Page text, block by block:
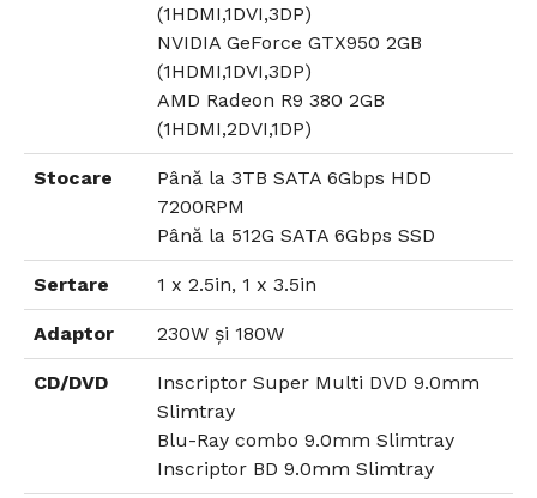
(1HDMI,1DVI,3DP)
NVIDIA GeForce GTX950 2GB
(1HDMI,1DVI,3DP)
AMD Radeon R9 380 2GB
(1HDMI,2DVI,1DP)
Stocare
Până la 3TB SATA 6Gbps HDD
7200RPM
Până la 512G SATA 6Gbps SSD
Sertare 1 x 2.5in, 1 x 3.5in
Adaptor 230W și 180W
CD/DVD
Inscriptor Super Multi DVD 9.0mm
Slimtray
Blu-Ray combo 9.0mm Slimtray
Inscriptor BD 9.0mm Slimtray